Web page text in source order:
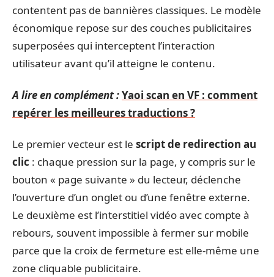
contentent pas de bannières classiques. Le modèle
économique repose sur des couches publicitaires
superposées qui interceptent l’interaction
utilisateur avant qu’il atteigne le contenu.
A lire en complément :Yaoi scan en VF : comment
repérer les meilleures traductions ?
Le premier vecteur est le script de redirection au
clic : chaque pression sur la page, y compris sur le
bouton « page suivante » du lecteur, déclenche
l’ouverture d’un onglet ou d’une fenêtre externe.
Le deuxième est l’interstitiel vidéo avec compte à
rebours, souvent impossible à fermer sur mobile
parce que la croix de fermeture est elle-même une
zone cliquable publicitaire.